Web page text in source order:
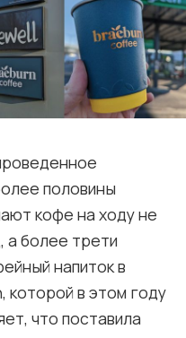
половины
кофе на ходу не
а более трети
напиток в
которой в этом году
что поставила